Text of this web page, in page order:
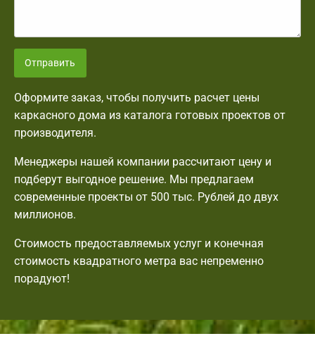
Отправить
Оформите заказ, чтобы получить расчет цены
каркасного дома из каталога готовых проектов от
производителя.
Менеджеры нашей компании рассчитают цену и
подберут выгодное решение. Мы предлагаем
современные проекты от 500 тыс. Рублей до двух
миллионов.
Стоимость предоставляемых услуг и конечная
стоимость квадратного метра вас непременно
порадуют!